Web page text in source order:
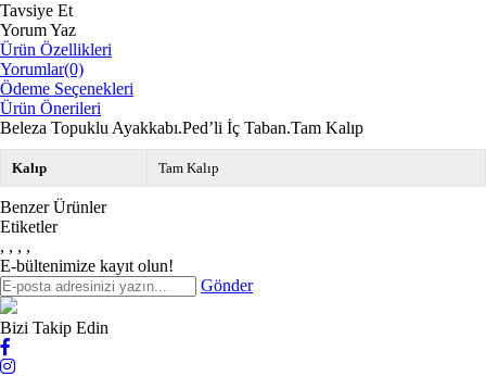
Tavsiye Et
Yorum Yaz
Ürün Özellikleri
Yorumlar(0)
Ödeme Seçenekleri
Ürün Önerileri
Beleza Topuklu Ayakkabı.Ped’li İç Taban.Tam Kalıp
Kalıp Tam Kalıp
Benzer Ürünler
Etiketler
, , , ,
E-bültenimize kayıt olun!
Gönder
Bizi Takip Edin